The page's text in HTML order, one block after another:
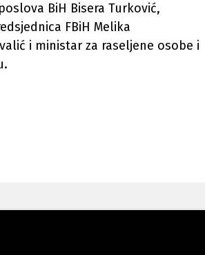
BiH Bisera Turković,
FBiH Melika
i ministar za raseljene osobe i